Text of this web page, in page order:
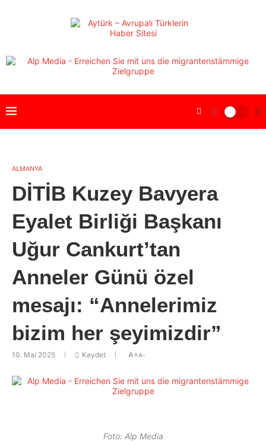
ALMANYA
DİTİB Kuzey Bavyera
Eyalet Birliği Başkanı
Uğur Cankurt’tan
Anneler Günü özel
mesajı: “Annelerimiz
bizim her şeyimizdir”
10. Mai 2025 Kaydet A+A-
Foto: Alp Media